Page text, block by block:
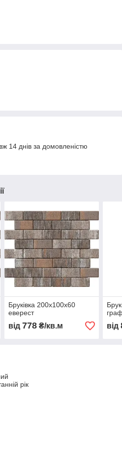
14 днів за домовленістю
Бруківка 200х100х60
еверест
від 778₴/кв.м від
рік